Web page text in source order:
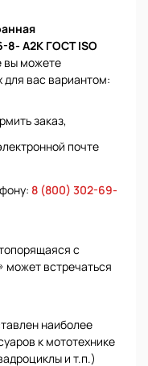
8- А2К ГОСТ ISO
вы можете
для вас вариантом:
заказ,
почте
8 (800) 302-69-
с
встречаться
наиболее
к мототехнике
и т.п.)